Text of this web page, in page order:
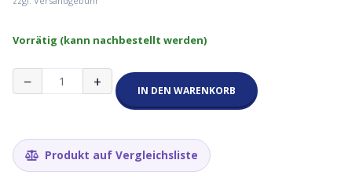
Vorrätig (kann nachbestellt werden)
−
Teltonika
SMA
4.5dBi
Menge
+ IN DEN WARENKORB
Produkt auf Vergleichsliste